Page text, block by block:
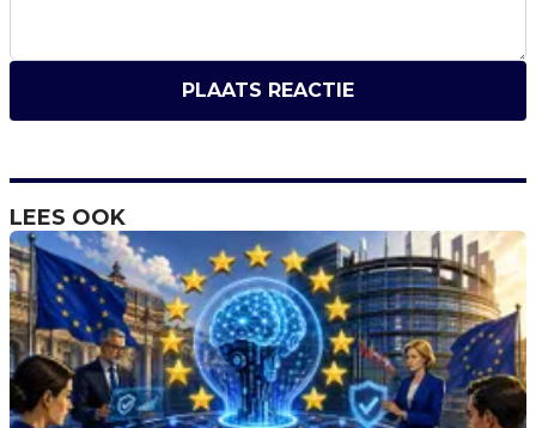
PLAATS REACTIE
LEES OOK